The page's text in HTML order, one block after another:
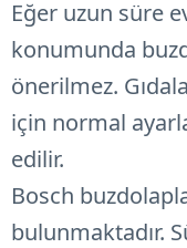
Eğer uzun süre
konumunda
önerilmez.
için normal
edilir.
Bosch
bulunmaktadır.